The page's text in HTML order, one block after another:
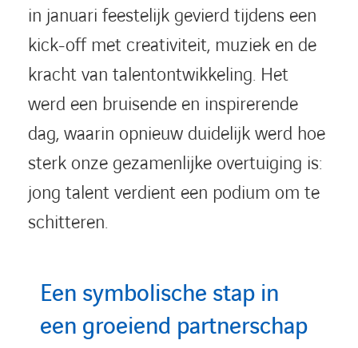
in januari feestelijk gevierd tijdens een
kick-off met creativiteit, muziek en de
kracht van talentontwikkeling. Het
werd een bruisende en inspirerende
dag, waarin opnieuw duidelijk werd hoe
sterk onze gezamenlijke overtuiging is:
jong talent verdient een podium om te
schitteren.
Een symbolische stap in
een groeiend partnerschap